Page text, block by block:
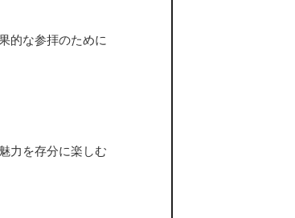
的な参拝のために
力を存分に楽しむ